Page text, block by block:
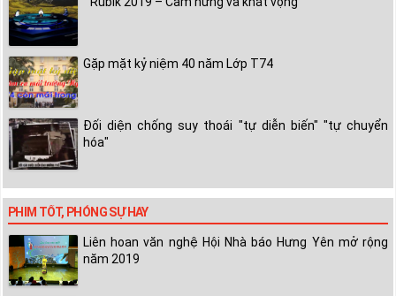
Gặp mặt kỷ niệm 40 năm Lớp T74
Đối diện chống suy thoái "tự diễn biến" "tự chuyển
hóa"
PHIM TỐT, PHÓNG SỰ HAY
Liên hoan văn nghệ Hội Nhà báo Hưng Yên mở rộng
năm 2019